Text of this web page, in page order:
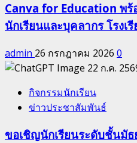
Canva for Education พ
นักเรียนและบุคลากร โรงเ
admin 26 กรกฎาคม 2026 0
กิจกรรมนักเรียน
ข่าวประชาสัมพันธ์
ขอเชิญนักเรียนระดับชั้นมั